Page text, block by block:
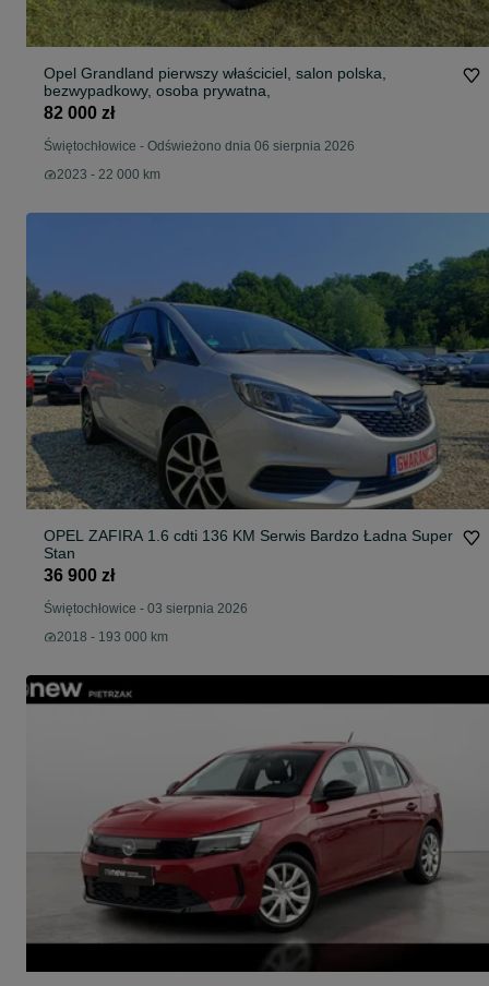
Opel Grandland pierwszy właściciel, salon polska,
bezwypadkowy, osoba prywatna,
82 000 zł
Świętochłowice - Odświeżono dnia 06 sierpnia 2026
2023 - 22 000 km
OPEL ZAFIRA 1.6 cdti 136 KM Serwis Bardzo Ładna Super
Stan
36 900 zł
Świętochłowice - 03 sierpnia 2026
2018 - 193 000 km